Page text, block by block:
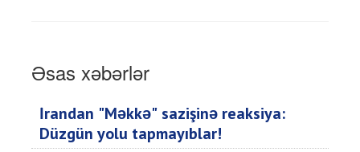
Əsas xəbərlər
İrandan "Məkkə" sazişinə reaksiya:
Düzgün yolu tapmayıblar!